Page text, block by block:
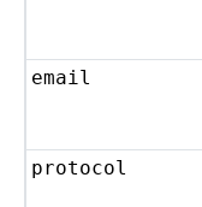
email
protocol